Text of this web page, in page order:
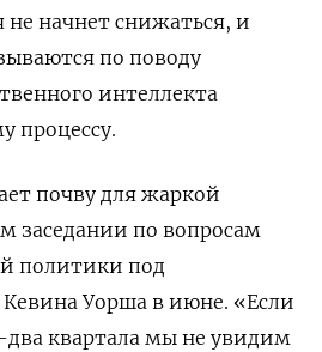
начнет снижаться, и
‌по поводу
интеллекта
процессу.
почву для жаркой
заседании по вопросам
политики под
Кевина Уорша в ​июне. «Если
​квартала мы ​не увидим